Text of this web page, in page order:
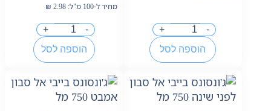
-
+
הוספה לסל
מחיר ל-100 מ"ל: ₪ 2.98
-
+
הוספה לסל